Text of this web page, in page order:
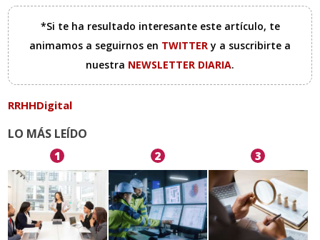
*Si te ha resultado interesante este artículo, te
animamos a seguirnos en TWITTERy a suscribirte a
nuestra NEWSLETTER DIARIA.
RRHHDigital
LO MÁS LEÍDO
1 2 3